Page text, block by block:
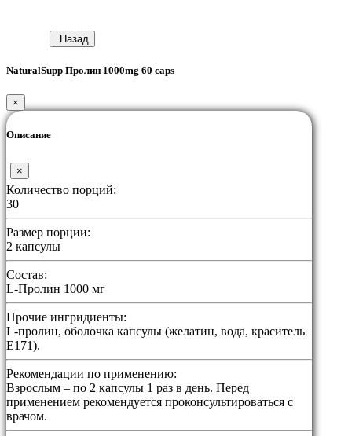
Назад
NaturalSupp Пролин 1000mg 60 caps
×
Описание
×
Количество порций:
30
Размер порции:
2 капсулы
Состав:
L-Пролин 1000 мг
Прочие ингридиенты:
L-пролин, оболочка капсулы (желатин, вода, краситель
Е171).
Рекомендации по применению:
Взрослым – по 2 капсулы 1 раз в день. Перед
применением рекомендуется проконсультироваться с
врачом.